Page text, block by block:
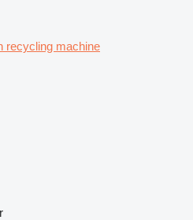
recycling machine